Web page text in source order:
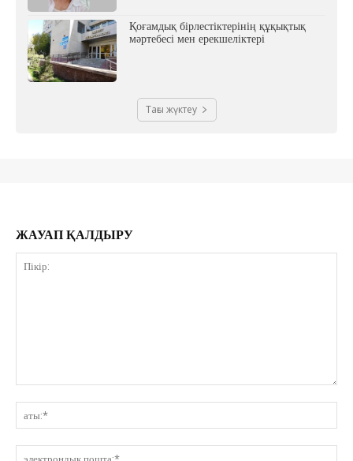
Қоғамдық бірлестіктерінің құқықтық
мәртебесі мен ерекшеліктері
Тағы жүктеу
ЖАУАП ҚАЛДЫРУ